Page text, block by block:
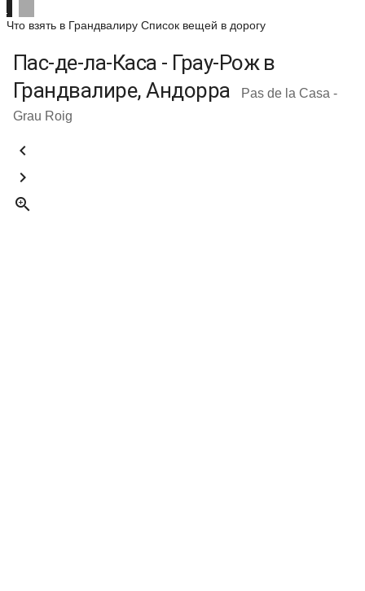
Что взять в Грандвалиру Список вещей в дорогу
Пас-де-ла-Каса - Грау-Рож в
Грандвалире, Андорра
Pas de la Casa -
Grau Roig


